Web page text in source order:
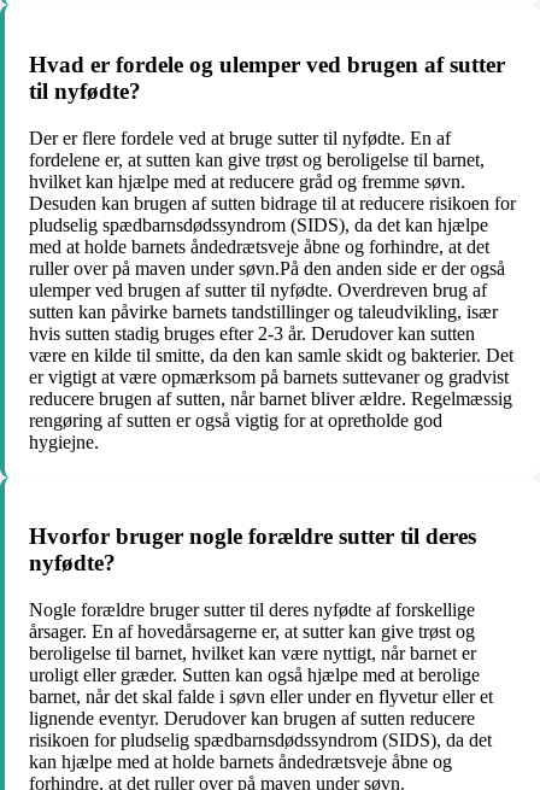
Hvad er fordele og ulemper ved brugen af sutter
til nyfødte?
Der er flere fordele ved at bruge sutter til nyfødte. En af
fordelene er, at sutten kan give trøst og beroligelse til barnet,
hvilket kan hjælpe med at reducere gråd og fremme søvn.
Desuden kan brugen af sutten bidrage til at reducere risikoen for
pludselig spædbarnsdødssyndrom (SIDS), da det kan hjælpe
med at holde barnets åndedrætsveje åbne og forhindre, at det
ruller over på maven under søvn.På den anden side er der også
ulemper ved brugen af sutter til nyfødte. Overdreven brug af
sutten kan påvirke barnets tandstillinger og taleudvikling, især
hvis sutten stadig bruges efter 2-3 år. Derudover kan sutten
være en kilde til smitte, da den kan samle skidt og bakterier. Det
er vigtigt at være opmærksom på barnets suttevaner og gradvist
reducere brugen af sutten, når barnet bliver ældre. Regelmæssig
rengøring af sutten er også vigtig for at opretholde god
hygiejne.
Hvorfor bruger nogle forældre sutter til deres
nyfødte?
Nogle forældre bruger sutter til deres nyfødte af forskellige
årsager. En af hovedårsagerne er, at sutter kan give trøst og
beroligelse til barnet, hvilket kan være nyttigt, når barnet er
uroligt eller græder. Sutten kan også hjælpe med at berolige
barnet, når det skal falde i søvn eller under en flyvetur eller et
lignende eventyr. Derudover kan brugen af sutten reducere
risikoen for pludselig spædbarnsdødssyndrom (SIDS), da det
kan hjælpe med at holde barnets åndedrætsveje åbne og
forhindre, at det ruller over på maven under søvn.